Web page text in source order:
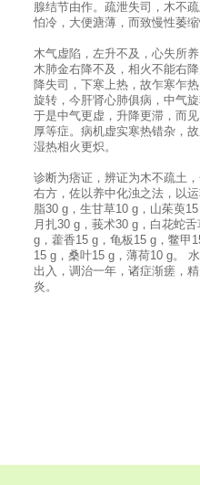
腺结节由作。疏泄失司，木不
怕冷，大便溏薄，而致慢性萎
木气虚陷，左升不及，心失所
木肺金右降不及，相火不能右
降失司，下寒上热，故乍寒乍
旋转，今肝肾心肺俱病，中气
于是中气更虚，升降更滞，而
厚等症。病机虚实寒热错杂，
湿热相火更炽。
诊断为痞证，辨证为木不疏土
右方，佐以养中化浊之法，以
脂30 g，生甘草10 g，山茱萸
月扎30 g，莪术30 g，白花蛇
g，藿香15 g，龟板15 g，鳖甲
15 g，桑叶15 g，薄荷10 g。
出入，调治一年，诸症渐瘥，
炎。